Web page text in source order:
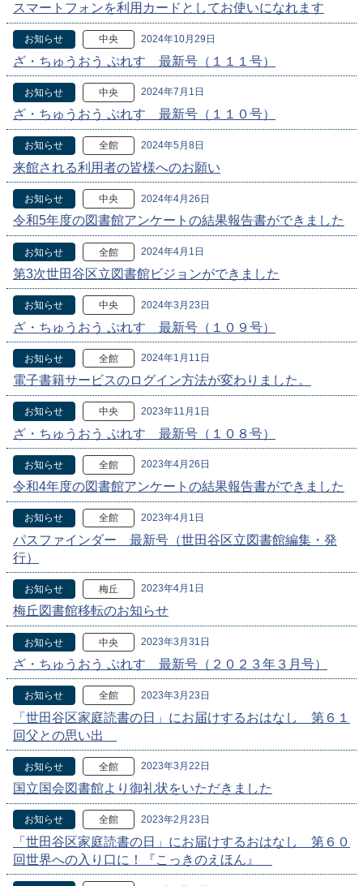
スマートフォンを利用カードとしてお使いになれます
お知らせ 中央 2024年10月29日
ざ・ちゅうおう ぷれす 最新号（１１１号）
お知らせ 中央 2024年7月1日
ざ・ちゅうおう ぷれす 最新号（１１０号）
お知らせ 全館 2024年5月8日
来館される利用者の皆様へのお願い
お知らせ 中央 2024年4月26日
令和5年度の図書館アンケートの結果報告書ができました
お知らせ 全館 2024年4月1日
第3次世田谷区立図書館ビジョンができました
お知らせ 中央 2024年3月23日
ざ・ちゅうおう ぷれす 最新号（１０９号）
お知らせ 全館 2024年1月11日
電子書籍サービスのログイン方法が変わりました。
お知らせ 中央 2023年11月1日
ざ・ちゅうおう ぷれす 最新号（１０８号）
お知らせ 全館 2023年4月26日
令和4年度の図書館アンケートの結果報告書ができました
お知らせ 全館 2023年4月1日
パスファインダー 最新号（世田谷区立図書館編集・発
行）
お知らせ 梅丘 2023年4月1日
梅丘図書館移転のお知らせ
お知らせ 中央 2023年3月31日
ざ・ちゅうおう ぷれす 最新号（２０２３年３月号）
お知らせ 全館 2023年3月23日
「世田谷区家庭読書の日」にお届けするおはなし 第６１
回父との思い出
お知らせ 全館 2023年3月22日
国立国会図書館より御礼状をいただきました
お知らせ 全館 2023年2月23日
「世田谷区家庭読書の日」にお届けするおはなし 第６０
回世界への入り口に！『こっきのえほん』